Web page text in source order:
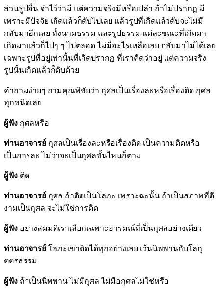
ส่วนรูปอื่น จำไว้ว่ามี แต่ความจริงมีหรือเปล่า ถ้าไม่ปรากฏ มี
เพราะมีปัจจัย เกิดแล้วก็ดับไปเลย แล้วรูปที่เกิดแล้วดับจะไม่มี
กลับมาอีกเลย ทั้งนามธรรม และรูปธรรม แต่ละขณะที่เกิดมา
เกิดมาแล้วก็ไปๆ ๆ ไปตลอด ไม่มีอะไรเหลือเลย กลับมาไม่ได้เลย
เฉพาะรูปที่อยู่เท่านั้นที่เกิดปรากฏ ที่เราคิดว่าอยู่ แต่ความจริง
รูปนั้นเกิดแล้วก็ดับด้วย
คำถามง่ายๆ ถามคุณพิชัยว่า กุศลเป็นเรื่องละหรือเรื่องติด กุศล
ทุกชนิดเลย
ผู้ฟัง กุศลหรือ
ท่านอาจารย์ กุศลเป็นเรื่องละหรือเรื่องติด เป็นความติดหรือ
เป็นการละ ไม่ว่าจะเป็นกุศลขั้นไหนก็ตาม
ผู้ฟัง ติด
ท่านอาจารย์ กุศล ถ้าติดเป็นโลภะ เพราะฉะนั้น ถ้าเป็นสภาพที่ดี
งามเป็นกุศล จะไม่ใช่การติด
ผู้ฟัง อย่างสมมติเราเลือกเฉพาะอารมณ์ที่เป็นกุศลอย่างเดียว
ท่านอาจารย์ โลภะเขาติดได้ทุกอย่างเลย เว้นนิพพานกับโลกุ
ตตรธรรม
ผู้ฟัง ถ้าเป็นนิพพาน ไม่มีกุศล ไม่มีอกุศลไม่ใช่หรือ